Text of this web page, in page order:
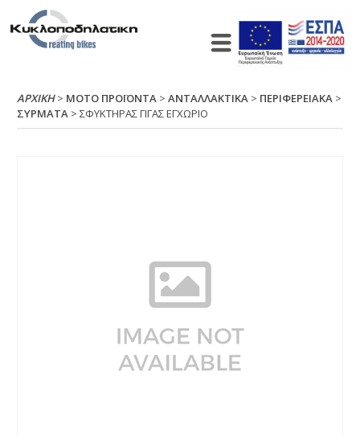
ΑΡΧΙΚΉ> ΜΟΤΟ ΠΡΟΪΟΝΤΑ >ΑΝΤΑΛΛΑΚΤΙΚΑ > ΠΕΡΙΦΕΡΕΙΑΚΑ >
ΣΥΡΜΑΤΑ > ΣΦΥΚΤΗΡΑΣ ΓΙΓΑΣ ΕΓΧΩΡΙΟ